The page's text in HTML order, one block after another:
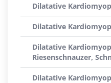
Dilatative
Dilatative
Dilatative
Riesenschnauzer,
Dilatative